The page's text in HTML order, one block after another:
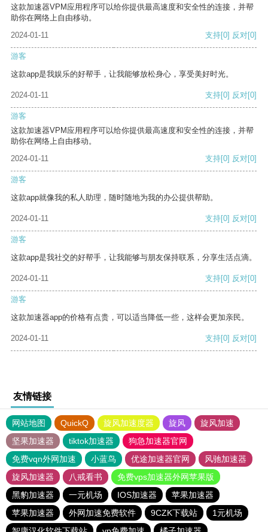
这款加速器VPM应用程序可以给你提供最高速度和安全性的连接，并帮
助你在网络上自由移动。
2024-01-11
支持[0] 反对[0]
游客
这款app是我娱乐的好帮手，让我能够放松身心，享受美好时光。
2024-01-11 支持[0] 反对[0]
游客
这款加速器VPM应用程序可以给你提供最高速度和安全性的连接，并帮
助你在网络上自由移动。
2024-01-11
支持[0] 反对[0]
游客
这款app就像我的私人助理，随时随地为我的办公提供帮助。
2024-01-11 支持[0] 反对[0]
游客
这款app是我社交的好帮手，让我能够与朋友保持联系，分享生活点滴。
2024-01-11 支持[0] 反对[0]
游客
这款加速器app的价格有点贵，可以适当降低一些，这样会更加亲民。
2024-01-11 支持[0] 反对[0]
友情链接
网站地图 QuickQ 旋风加速度器 旋风
旋风加速
坚果加速器
tiktok加速器
狗急加速器官网
免费vqn外网加速
小蓝鸟 优途加速器官网
风驰加速器
旋风加速器
八戒看书
免费vps加速器外网苹果版
黑豹加速器
一元机场 IOS加速器
苹果加速器
苹果加速器
外网加速免费软件 9CZK下载站
1元机场